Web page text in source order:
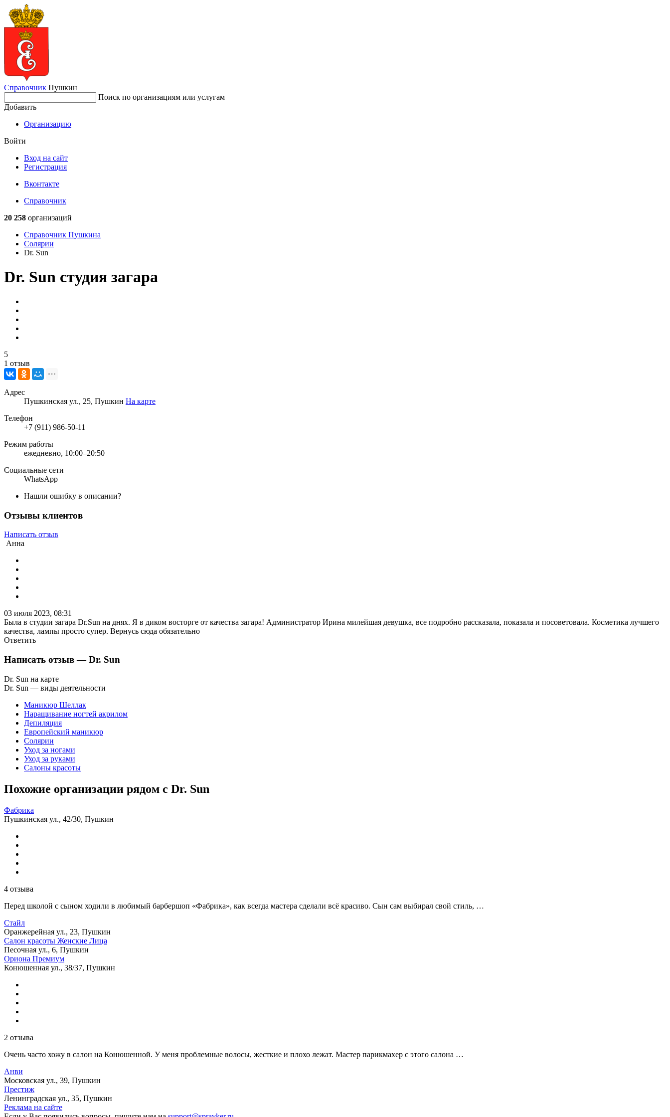
Справочник Пушкин
Поиск по организациям или услугам
Добавить
Организацию
Войти
Вход на сайт
Регистрация
Вконтакте
Справочник
20 258 организаций
Справочник Пушкина
Солярии
Dr. Sun
Dr. Sun студия загара
5
1 отзыв
Адрес
Пушкинская ул., 25, Пушкин На карте
Телефон
+7 (911) 986-50-11
Режим работы
ежедневно, 10:00–20:50
Социальные сети
WhatsApp
Нашли ошибку в описании?
Отзывы клиентов
Написать отзыв
Анна
03 июля 2023, 08:31
Была в студии загара Dr.Sun на днях. Я в диком восторге от качества загара! Администратор Ирина милейшая девушка, все подробно рассказала, показала и посоветовала. Косметика лучшего
качества, лампы просто супер. Вернусь сюда обязательно
Ответить
Написать отзыв— Dr. Sun
Dr. Sun на карте
Dr. Sun — виды деятельности
Маникюр Шеллак
Наращивание ногтей акрилом
Депиляция
Европейский маникюр
Солярии
Уход за ногами
Уход за руками
Салоны красоты
Похожие организации рядом с Dr. Sun
Фабрика
Пушкинская ул., 42/30, Пушкин
4 отзыва
Перед школой с сыном ходили в любимый барбершоп «Фабрика», как всегда мастера сделали всё красиво. Сын сам выбирал свой стиль, …
Стайл
Оранжерейная ул., 23, Пушкин
Салон красоты Женские Лица
Песочная ул., 6, Пушкин
Ориона Премиум
Конюшенная ул., 38/37, Пушкин
2 отзыва
Очень часто хожу в салон на Конюшенной. У меня проблемные волосы, жесткие и плохо лежат. Мастер парикмахер с этого салона …
Анви
Московская ул., 39, Пушкин
Престиж
Ленинградская ул., 35, Пушкин
Реклама на сайте